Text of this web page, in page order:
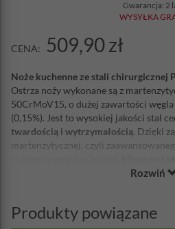
Gwarancja: 2
WYSYŁKA
CENA: 509,90 zł
Noże kuchenne ze stali chirurgicznej
Ostrza noży wykonane są z
50CrMoV15, o dużej zawartości
(0,15%). Jest to wysokiej jakości stal
twardością i wytrzymałością. Dzięki
martenzytycznej, czyli
. Noże wyposażone w
nóż szefa kuchni – długość
Rozwiń
Produkty powiązane